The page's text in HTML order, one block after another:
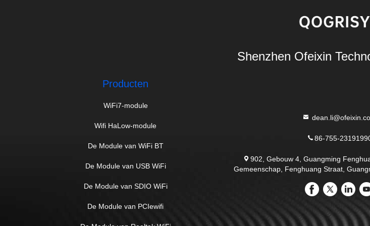
Shenzhen Ofeixin
Producten
WiFi7-module
Wifi HaLow-module
De Module van WiFi BT
De Module van USB WiFi
De Module van SDIO WiFi
De Module van PCIewifi
86-755-
902, Gebouw 4, Guangming
Gemeenschap, Fenghuang Straat,